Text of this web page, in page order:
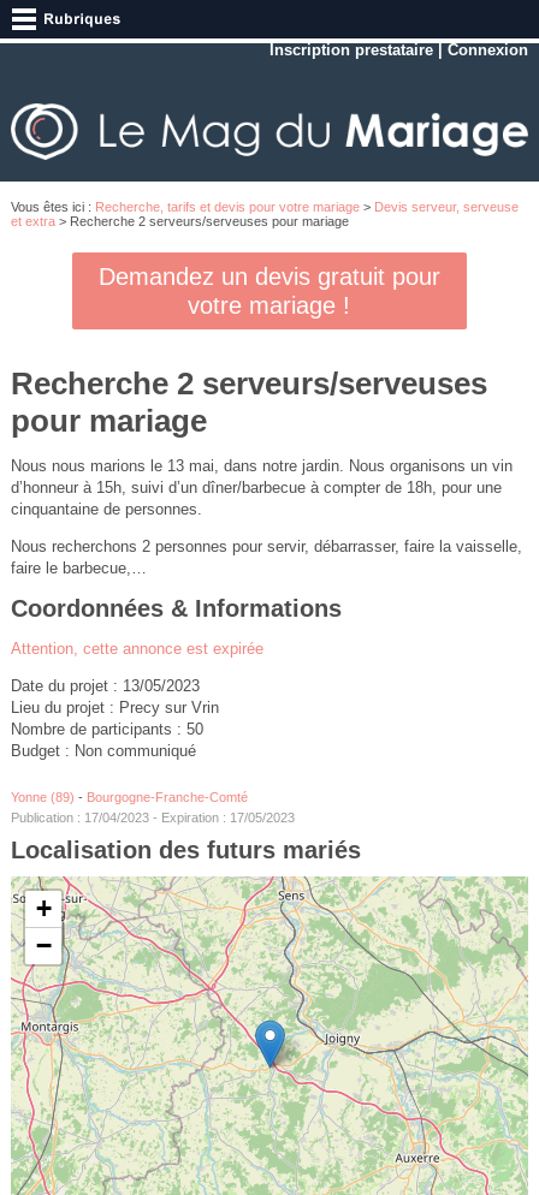
Inscription prestataire |Connexion
Vous êtes ici : Recherche, tarifs et devis pour votre mariage> Devis serveur, serveuse
et extra> Recherche 2 serveurs/serveuses pour mariage
Demandez un devis gratuit pour
votre mariage !
Recherche 2 serveurs/serveuses
pour mariage
Nous nous marions le 13 mai, dans notre jardin. Nous organisons un vin
d’honneur à 15h, suivi d’un dîner/barbecue à compter de 18h, pour une
cinquantaine de personnes.
Nous recherchons 2 personnes pour servir, débarrasser, faire la vaisselle,
faire le barbecue,…
Coordonnées & Informations
Attention, cette annonce est expirée
Date du projet : 13/05/2023
Lieu du projet : Precy sur Vrin
Nombre de participants : 50
Budget : Non communiqué
Yonne (89) - Bourgogne-Franche-Comté
Publication : 17/04/2023 - Expiration : 17/05/2023
Localisation des futurs mariés
+
−